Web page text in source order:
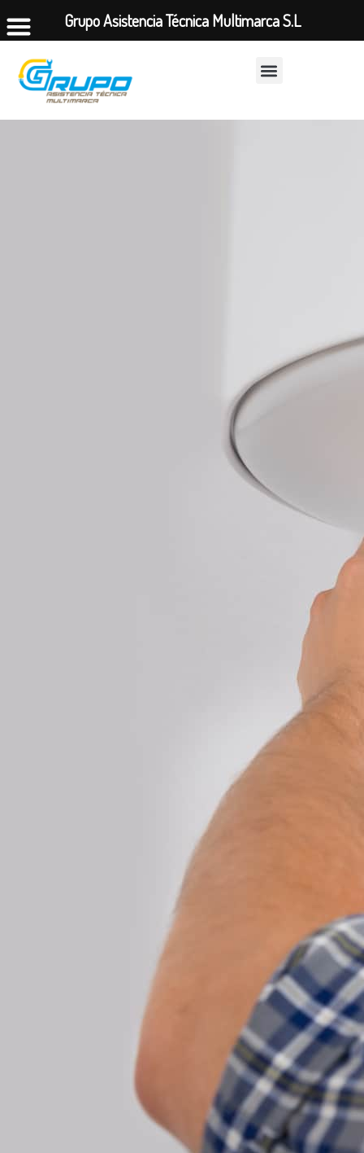
Grupo Asistencia Técnica Multimarca S.L